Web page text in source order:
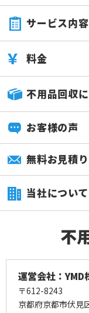
サービス内容
料金
不用品回収
お客様の声
無料お見積
当社について
運営会社：YMD
〒612-8243
京都府京都市伏見